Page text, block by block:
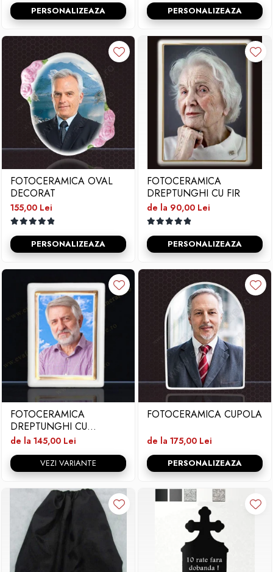
PERSONALIZEAZA PERSONALIZEAZA
FOTOCERAMICA OVAL
DECORAT
155,00 Lei
PERSONALIZEAZA
FOTOCERAMICA
DREPTUNGHI CU FIR
de la 90,00 Lei
PERSONALIZEAZA
FOTOCERAMICA
DREPTUNGHI CU
BORDURA SI FIR
de la 145,00 Lei
VEZI VARIANTE
FOTOCERAMICA CUPOLA
de la 175,00 Lei
PERSONALIZEAZA